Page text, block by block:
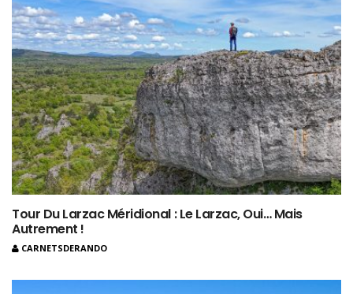
Tour Du Larzac Méridional : Le Larzac, Oui… Mais
Autrement !
CARNETSDERANDO